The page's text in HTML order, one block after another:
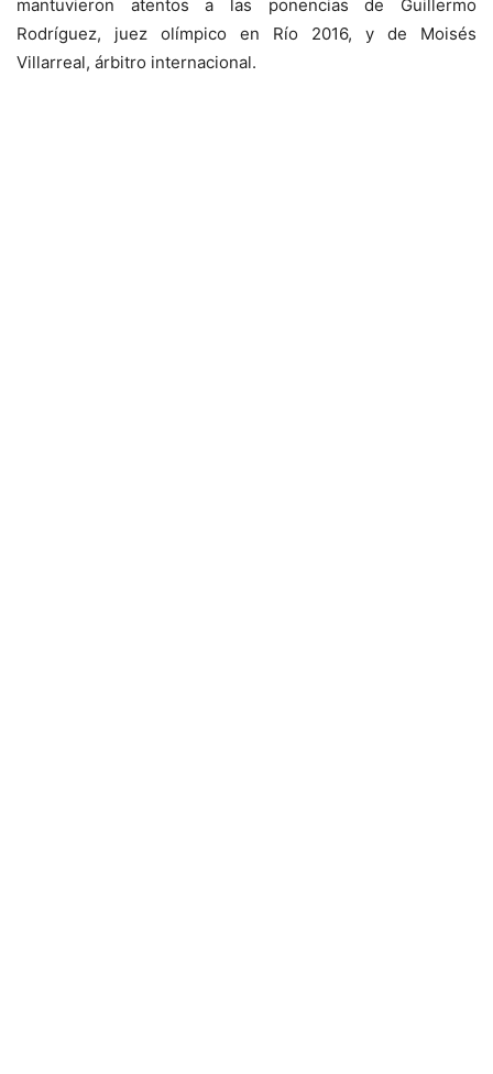
mantuvieron atentos a las ponencias de Guillermo
Rodríguez, juez olímpico en Río 2016, y de Moisés
Villarreal, árbitro internacional.